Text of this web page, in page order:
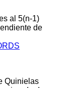
al 5(n-1)
de
Quinielas